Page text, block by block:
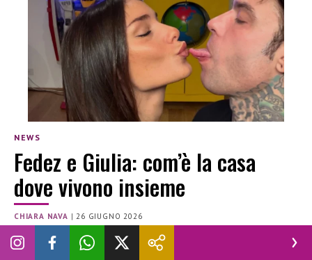
NEWS
Fedez e Giulia: com’è la casa
dove vivono insieme
CHIARA NAVA |26 GIUGNO 2026
FEDEZ